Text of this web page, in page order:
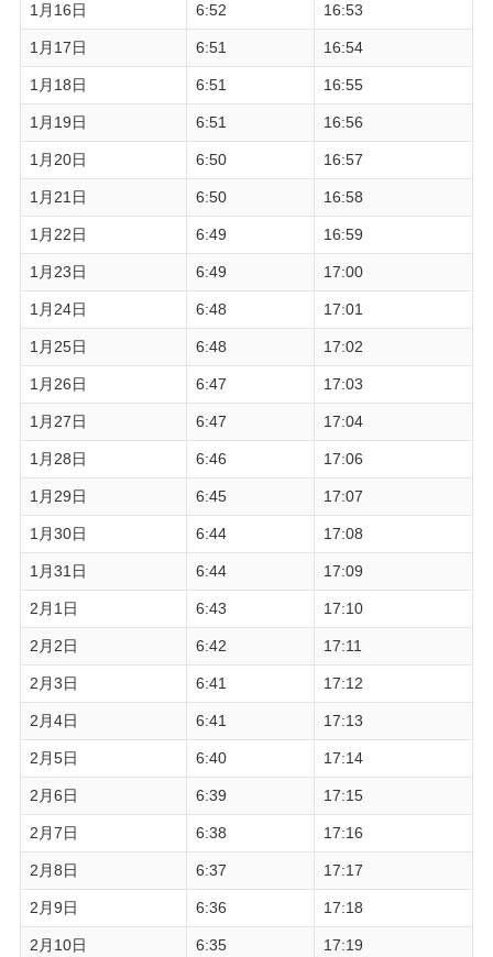
1月16日 6:52 16:53
1月17日 6:51 16:54
1月18日 6:51 16:55
1月19日 6:51 16:56
1月20日 6:50 16:57
1月21日 6:50 16:58
1月22日 6:49 16:59
1月23日 6:49 17:00
1月24日 6:48 17:01
1月25日 6:48 17:02
1月26日 6:47 17:03
1月27日 6:47 17:04
1月28日 6:46 17:06
1月29日 6:45 17:07
1月30日 6:44 17:08
1月31日 6:44 17:09
2月1日 6:43 17:10
2月2日 6:42 17:11
2月3日 6:41 17:12
2月4日 6:41 17:13
2月5日 6:40 17:14
2月6日 6:39 17:15
2月7日 6:38 17:16
2月8日 6:37 17:17
2月9日 6:36 17:18
2月10日 6:35 17:19